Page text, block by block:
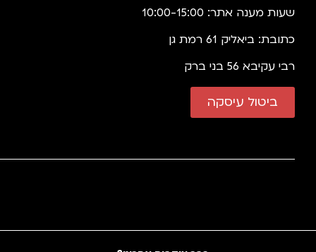
שעות מענה אתר: 10:00-15:00
כתובת: ביאליק 61 רמת גן
רבי עקיבא 56 בני ברק
ביטול עיסקה